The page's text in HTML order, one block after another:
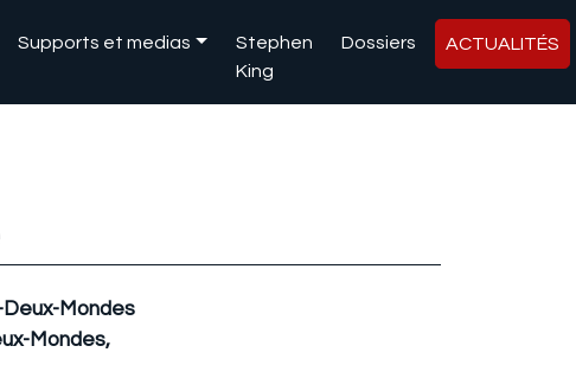
Supports et medias
Stephen
King
Dossiers ACTUALITÉS
Deux-Mondes
Mondes,